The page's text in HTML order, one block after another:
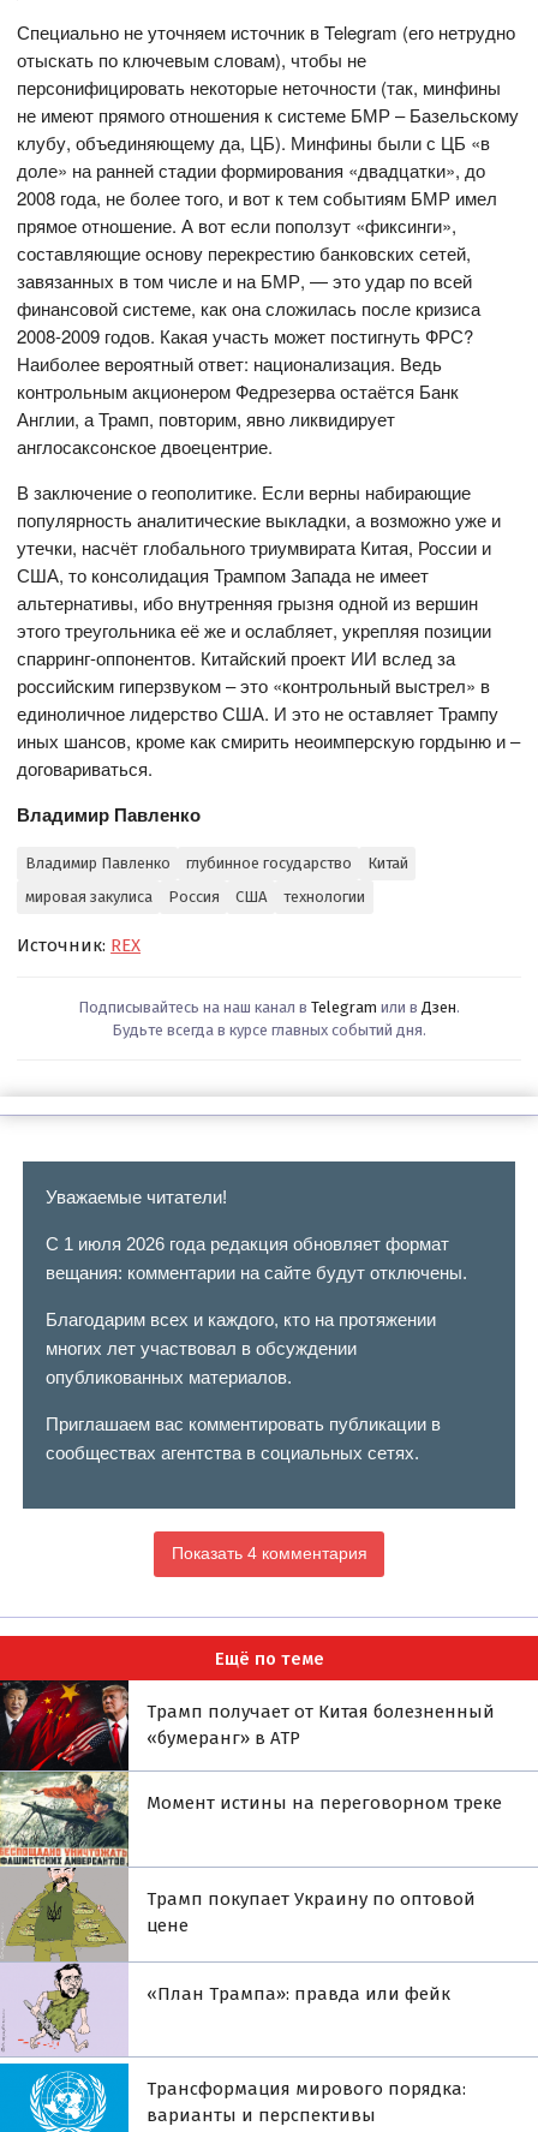
Специально не уточняем источник в Telegram (его нетрудно
отыскать по ключевым словам), чтобы не
персонифицировать некоторые неточности (так, минфины
не имеют прямого отношения к системе БМР – Базельскому
клубу, объединяющему да, ЦБ). Минфины были с ЦБ «в
доле» на ранней стадии формирования «двадцатки», до
2008 года, не более того, и вот к тем событиям БМР имел
прямое отношение. А вот если поползут «фиксинги»,
составляющие основу перекрестию банковских сетей,
завязанных в том числе и на БМР, — это удар по всей
финансовой системе, как она сложилась после кризиса
2008-2009 годов. Какая участь может постигнуть ФРС?
Наиболее вероятный ответ: национализация. Ведь
контрольным акционером Федрезерва остаётся Банк
Англии, а Трамп, повторим, явно ликвидирует
англосаксонское двоецентрие.
В заключение о геополитике. Если верны набирающие
популярность аналитические выкладки, а возможно уже и
утечки, насчёт глобального триумвирата Китая, России и
США, то консолидация Трампом Запада не имеет
альтернативы, ибо внутренняя грызня одной из вершин
этого треугольника её же и ослабляет, укрепляя позиции
спарринг-оппонентов. Китайский проект ИИ вслед за
российским гиперзвуком – это «контрольный выстрел» в
единоличное лидерство США. И это не оставляет Трампу
иных шансов, кроме как смирить неоимперскую гордыню и –
договариваться.
Владимир Павленко
Владимир Павленко глубинное государство
Китай
мировая закулиса
Россия США технологии
Источник: REX
Подписывайтесь на наш канал в Telegram или в Дзен.
Будьте всегда в курсе главных событий дня.
Уважаемые читатели!
С 1 июля 2026 года редакция обновляет формат
вещания: комментарии на сайте будут отключены.
Благодарим всех и каждого, кто на протяжении
многих лет участвовал в обсуждении
опубликованных материалов.
Приглашаем вас комментировать публикации в
сообществах агентства в социальных сетях.
Показать 4 комментария
Ещё по теме
Трамп получает от Китая болезненный
«бумеранг» в АТР
Момент истины на переговорном треке
Трамп покупает Украину по оптовой
цене
«План Трампа»: правда или фейк
Трансформация мирового порядка:
варианты и перспективы